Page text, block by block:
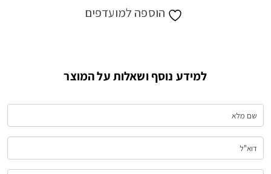
הוספה למועדפים
למידע נוסף ושאלות על המוצר